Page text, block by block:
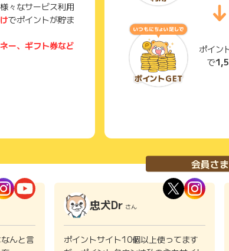
々なサービス利用
でポイントが貯ま
ー、ギフト券など
ポイン
で
会員さ
んと言
忠犬Dr さん
ポイントサイト10個以上使ってます